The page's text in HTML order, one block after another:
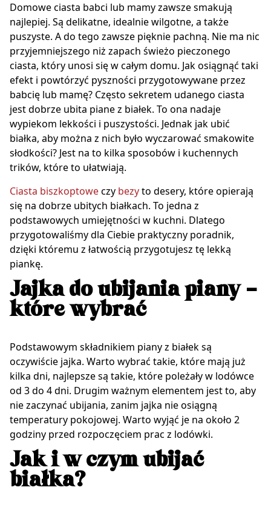
Domowe ciasta babci lub mamy zawsze smakują
najlepiej. Są delikatne, idealnie wilgotne, a także
puszyste. A do tego zawsze pięknie pachną. Nie ma nic
przyjemniejszego niż zapach świeżo pieczonego
ciasta, który unosi się w całym domu. Jak osiągnąć taki
efekt i powtórzyć pyszności przygotowywane przez
babcię lub mamę? Często sekretem udanego ciasta
jest dobrze ubita piane z białek. To ona nadaje
wypiekom lekkości i puszystości. Jednak jak ubić
białka, aby można z nich było wyczarować smakowite
słodkości? Jest na to kilka sposobów i kuchennych
trików, które to ułatwiają.
Ciasta biszkoptoweczy bezyto desery, które opierają
się na dobrze ubitych białkach. To jedna z
podstawowych umiejętności w kuchni. Dlatego
przygotowaliśmy dla Ciebie praktyczny poradnik,
dzięki któremu z łatwością przygotujesz tę lekką
piankę.
Jajka do ubijania piany –
które wybrać
Podstawowym składnikiem piany z białek są
oczywiście jajka. Warto wybrać takie, które mają już
kilka dni, najlepsze są takie, które poleżały w lodówce
od 3 do 4 dni. Drugim ważnym elementem jest to, aby
nie zaczynać ubijania, zanim jajka nie osiągną
temperatury pokojowej. Warto wyjąć je na około 2
godziny przed rozpoczęciem prac z lodówki.
Jak i w czym ubijać
białka?